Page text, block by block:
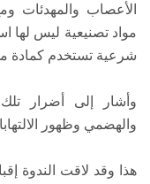
الأعصاب والمهدئات
مواد تصنيعية ليس لها
شرعية تستخدم كمادة
وأشار إلى أضرار
والهضمي وظهور
هذا وقد لاقت الندوة